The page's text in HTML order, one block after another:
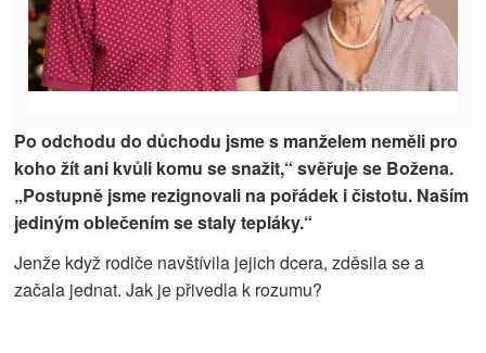
Po odchodu do důchodu jsme s manželem neměli pro
koho žít ani kvůli komu se snažit,“ svěřuje se Božena.
„Postupně jsme rezignovali na pořádek i čistotu. Naším
jediným oblečením se staly tepláky.“
Jenže když rodiče navštívila jejich dcera, zděsila se a
začala jednat. Jak je přivedla k rozumu?